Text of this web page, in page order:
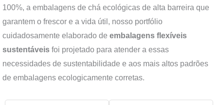
100%, a embalagens de chá ecológicas de alta barreira que
garantem o frescor e a vida útil, nosso portfólio
cuidadosamente elaborado de embalagens flexíveis
sustentáveis foi projetado para atender a essas
necessidades de sustentabilidade e aos mais altos padrões
de embalagens ecologicamente corretas.